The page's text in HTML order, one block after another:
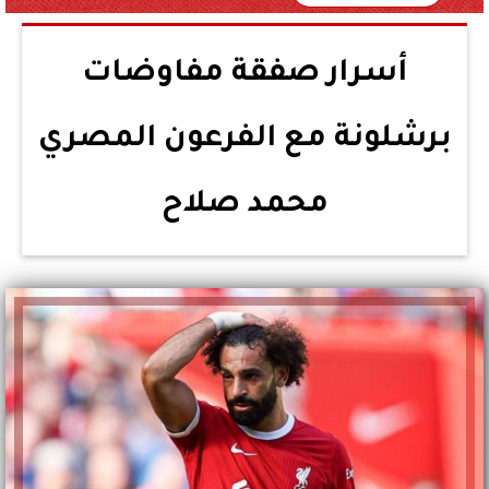
أسرار صفقة مفاوضات
برشلونة مع الفرعون المصري
محمد صلاح